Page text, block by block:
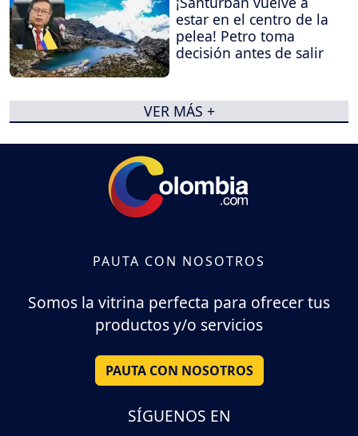
estar en el centro de la
pelea! Petro toma
decisión antes de salir
VER MÁS +
PAUTA CON NOSOTROS
Somos la vitrina perfecta para ofrecer tus
productos y/o servicios
PAUTA CON NOSOTROS
SÍGUENOS EN